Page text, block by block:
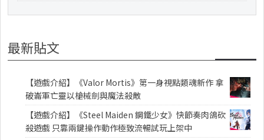
最新貼文
【遊戲介紹】《Valor Mortis》第一身視點類魂新作 拿
破崙軍亡靈以槍械劍與魔法殺敵
【遊戲介紹】《Steel Maiden 鋼鐵少女》快節奏肉鴿砍
殺遊戲 只靠兩鍵操作動作極致流暢試玩上架中